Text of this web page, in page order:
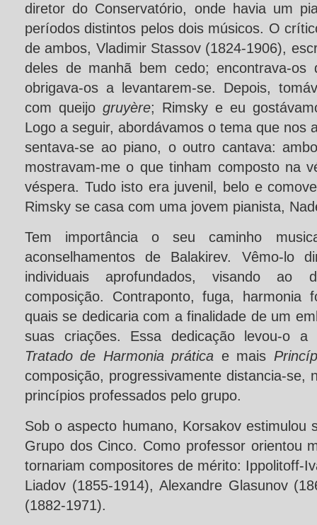
diretor do Conservatório, onde havia um
períodos distintos pelos dois músicos. O
de ambos, Vladimir Stassov (1824-1906),
deles de manhã bem cedo; encontrava-os
obrigava-os a levantarem-se. Depois,
com queijo gruyère; Rimsky e eu
Logo a seguir, abordávamos o tema que nos
sentava-se ao piano, o outro cantava:
mostravam-me o que tinham composto na
véspera. Tudo isto era juvenil, belo e
Rimsky se casa com uma jovem pianista,
Tem importância o seu caminho
aconselhamentos de Balakirev. Vêmo-lo
individuais aprofundados, visando ao
composição. Contraponto, fuga, harmonia
quais se dedicaria com a finalidade de um
suas criações. Essa dedicação levou-o a
Tratado de Harmonia prática e mais
composição, progressivamente distancia-se,
princípios professados pelo grupo.
Sob o aspecto humano, Korsakov estimulou
Grupo dos Cinco. Como professor orientou
tornariam compositores de mérito: Ippolitoff-
Liadov (1855-1914), Alexandre Glasunov
(1882-1971).